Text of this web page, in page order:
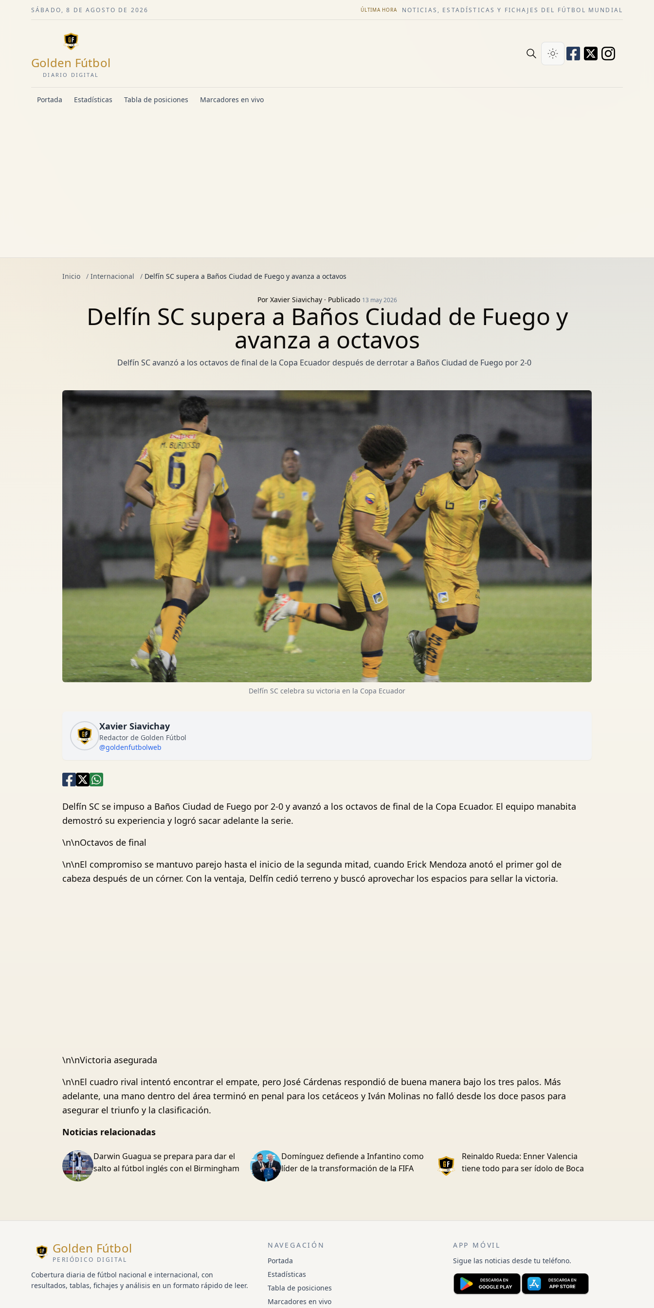
SÁBADO, 8 DE AGOSTO DE 2026 ÚLTIMA HORA NOTICIAS, ESTADÍSTICAS Y FICHAJES DEL FÚTBOL MUNDIAL
Golden Fútbol
DIARIO DIGITAL
Portada Estadísticas Tabla de posiciones Marcadores en vivo
Inicio / Internacional / Delfín SC supera a Baños Ciudad de Fuego y avanza a octavos
Por Xavier Siavichay· Publicado 13 may 2026
Delfín SC supera a Baños Ciudad de Fuego y
avanza a octavos
Delfín SC avanzó a los octavos de final de la Copa Ecuador después de derrotar a Baños Ciudad de Fuego por 2-0
Delfín SC celebra su victoria en la Copa Ecuador
Xavier Siavichay
Redactor de Golden Fútbol
@goldenfutbolweb
Delfín SC se impuso a Baños Ciudad de Fuego por 2-0 y avanzó a los octavos de final de la Copa Ecuador. El equipo manabita
demostró su experiencia y logró sacar adelante la serie.
\n\nOctavos de final
\n\nEl compromiso se mantuvo parejo hasta el inicio de la segunda mitad, cuando Erick Mendoza anotó el primer gol de
cabeza después de un córner. Con la ventaja, Delfín cedió terreno y buscó aprovechar los espacios para sellar la victoria.
\n\nVictoria asegurada
\n\nEl cuadro rival intentó encontrar el empate, pero José Cárdenas respondió de buena manera bajo los tres palos. Más
adelante, una mano dentro del área terminó en penal para los cetáceos y Iván Molinas no falló desde los doce pasos para
asegurar el triunfo y la clasificación.
Noticias relacionadas
Darwin Guagua se prepara para dar el
salto al fútbol inglés con el Birmingham
Domínguez defiende a Infantino como
líder de la transformación de la FIFA
Reinaldo Rueda: Enner Valencia
tiene todo para ser ídolo de Boca
Golden Fútbol
PERIÓDICO DIGITAL
Cobertura diaria de fútbol nacional e internacional, con
resultados, tablas, fichajes y análisis en un formato rápido de leer.
NAVEGACIÓN
Portada
Estadísticas
Tabla de posiciones
Marcadores en vivo
APP MÓVIL
Sigue las noticias desde tu teléfono.